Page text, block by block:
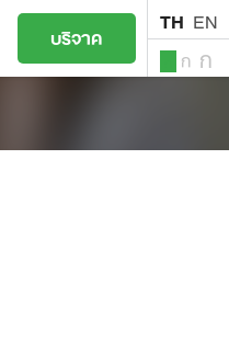
บริจาค TH EN
ก ก